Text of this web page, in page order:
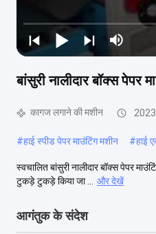
बांसुरी नालीदार बॉक्स पेपर
कागज लगाने की मशीन
#हाई स्पीड पेपर माउंटिंग मशीन #हाई
स्वचालित बांसुरी नालीदार बॉक्स पेपर
टुकड़े टुकड़े किया जा ...
और देखें
आगंतुक के संदेश